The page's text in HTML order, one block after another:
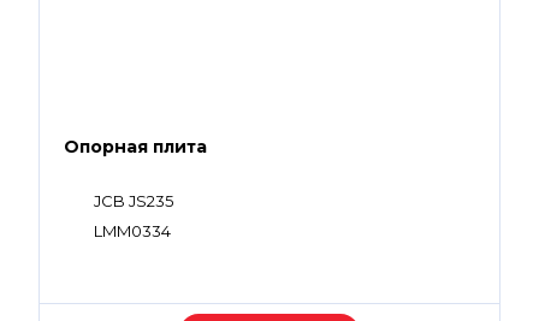
Опорная плита
JCB JS235
LMM0334